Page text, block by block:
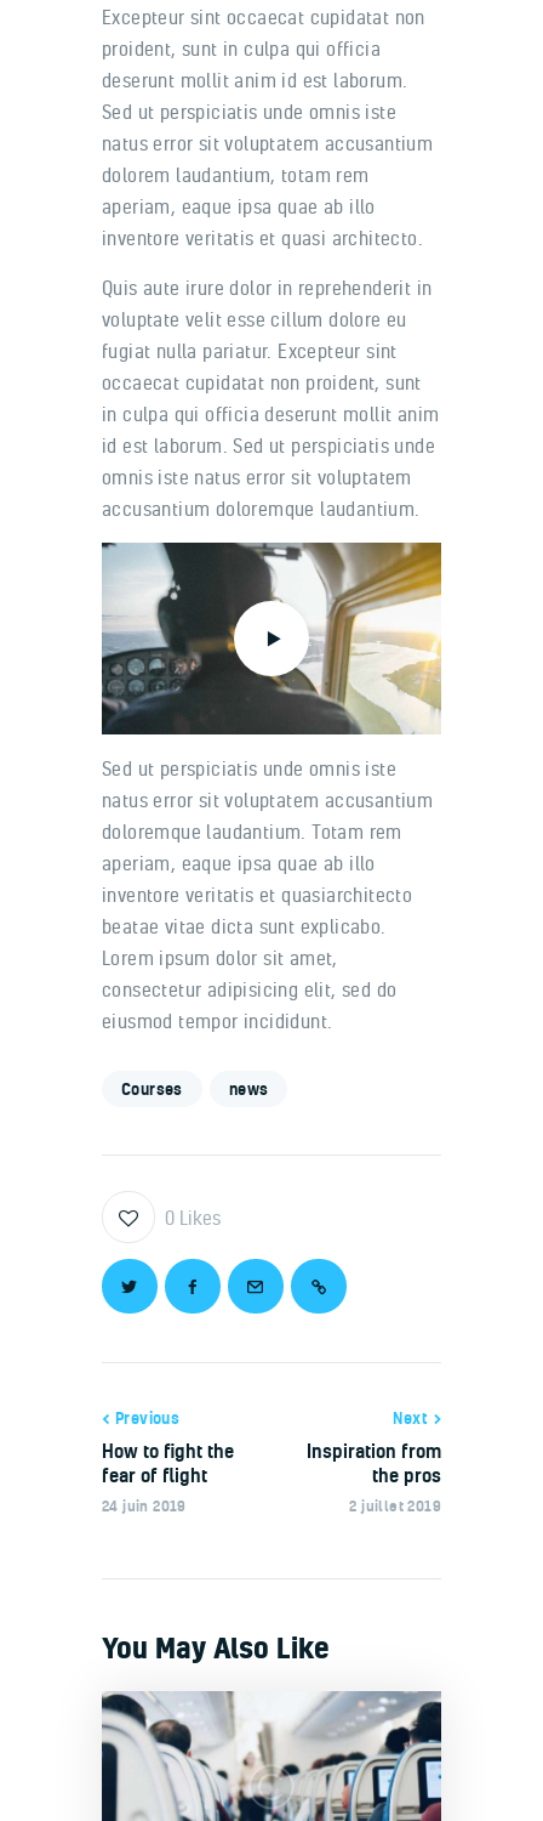
Excepteur sint occaecat cupidatat non
proident, sunt in culpa qui officia
deserunt mollit anim id est laborum.
Sed ut perspiciatis unde omnis iste
natus error sit voluptatem accusantium
dolorem laudantium, totam rem
aperiam, eaque ipsa quae ab illo
inventore veritatis et quasi architecto.
Quis aute irure dolor in reprehenderit in
voluptate velit esse cillum dolore eu
fugiat nulla pariatur. Excepteur sint
occaecat cupidatat non proident, sunt
in culpa qui officia deserunt mollit anim
id est laborum. Sed ut perspiciatis unde
omnis iste natus error sit voluptatem
accusantium doloremque laudantium.
Sed ut perspiciatis unde omnis iste
natus error sit voluptatem accusantium
doloremque laudantium. Totam rem
aperiam, eaque ipsa quae ab illo
inventore veritatis et quasiarchitecto
beatae vitae dicta sunt explicabo.
Lorem ipsum dolor sit amet,
consectetur adipisicing elit, sed do
eiusmod tempor incididunt.
Courses news
0 Likes
Previous
How to fight the
fear of flight
24 juin 2019
Next
Inspiration from
the pros
2 juillet 2019
You May Also Like